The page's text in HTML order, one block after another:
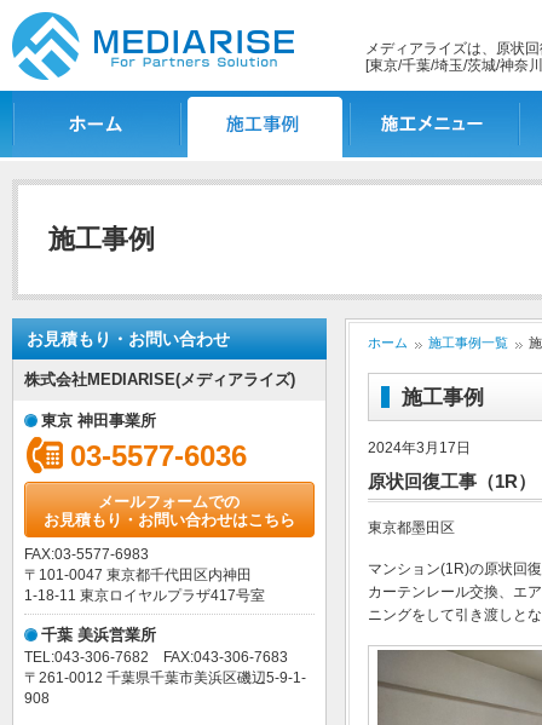
メディアライズは、原状
[東京/千葉/埼玉/茨城/神奈
施工事例
お見積もり・お問い合わせ
株式会社MEDIARISE(メディアライズ)
東京 神田事業所
03-5577-6036
メールフォームでの
お見積もり・お問い合わせはこちら
FAX:03-5577-6983
〒101-0047 東京都千代田区内神田
1-18-11 東京ロイヤルプラザ417号室
千葉 美浜営業所
TEL:043-306-7682 FAX:043-306-7683
〒261-0012 千葉県千葉市美浜区磯辺5-9-1-
908
ホーム 施工事例一覧
施工事例
2024年3月17日
原状回復工事（1R）
東京都墨田区
マンション(1R)の原状回
カーテンレール交換、エ
ニングをして引き渡しと